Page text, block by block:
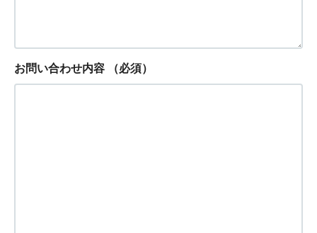
お問い合わせ内容 （必須）